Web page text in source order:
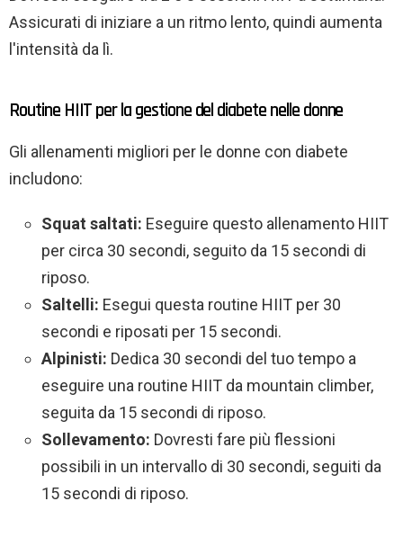
Assicurati di iniziare a un ritmo lento, quindi aumenta
l'intensità da lì.
Routine HIIT per la gestione del diabete nelle donne
Gli allenamenti migliori per le donne con diabete
includono:
Squat saltati: Eseguire questo allenamento HIIT
per circa 30 secondi, seguito da 15 secondi di
riposo.
Saltelli: Esegui questa routine HIIT per 30
secondi e riposati per 15 secondi.
Alpinisti: Dedica 30 secondi del tuo tempo a
eseguire una routine HIIT da mountain climber,
seguita da 15 secondi di riposo.
Sollevamento: Dovresti fare più flessioni
possibili in un intervallo di 30 secondi, seguiti da
15 secondi di riposo.